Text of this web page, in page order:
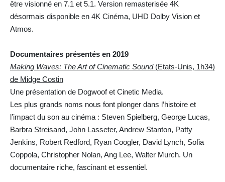
être visionné en 7.1 et 5.1. Version remasterisée 4K
désormais disponible en 4K Cinéma, UHD Dolby Vision et
Atmos.
Documentaires présentés en 2019
Making Waves: The Art of Cinematic Sound(Etats-Unis, 1h34)
de Midge Costin
Une présentation de Dogwoof et Cinetic Media.
Les plus grands noms nous font plonger dans l’histoire et
l’impact du son au cinéma : Steven Spielberg, George Lucas,
Barbra Streisand, John Lasseter, Andrew Stanton, Patty
Jenkins, Robert Redford, Ryan Coogler, David Lynch, Sofia
Coppola, Christopher Nolan, Ang Lee, Walter Murch. Un
documentaire riche, fascinant et essentiel.